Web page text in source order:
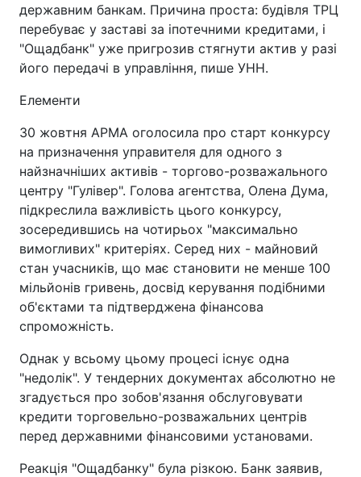
державним банкам. Причина проста: будівля ТРЦ
перебуває у заставі за іпотечними кредитами, і
"Ощадбанк" уже пригрозив стягнути актив у разі
його передачі в управління, пише УНН.
Елементи
30 жовтня АРМА оголосила про старт конкурсу
на призначення управителя для одного з
найзначніших активів - торгово-розважального
центру "Гулівер". Голова агентства, Олена Дума,
підкреслила важливість цього конкурсу,
зосередившись на чотирьох "максимально
вимогливих" критеріях. Серед них - майновий
стан учасників, що має становити не менше 100
мільйонів гривень, досвід керування подібними
об'єктами та підтверджена фінансова
спроможність.
Однак у всьому цьому процесі існує одна
"недолік". У тендерних документах абсолютно не
згадується про зобов'язання обслуговувати
кредити торговельно-розважальних центрів
перед державними фінансовими установами.
Реакція "Ощадбанку" була різкою. Банк заявив,